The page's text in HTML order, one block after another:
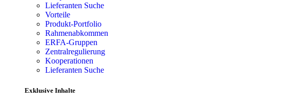
Lieferanten Suche
Vorteile
Produkt-Portfolio
Rahmenabkommen
ERFA-Gruppen
Zentralregulierung
Kooperationen
Lieferanten Suche
Exklusive Inhalte